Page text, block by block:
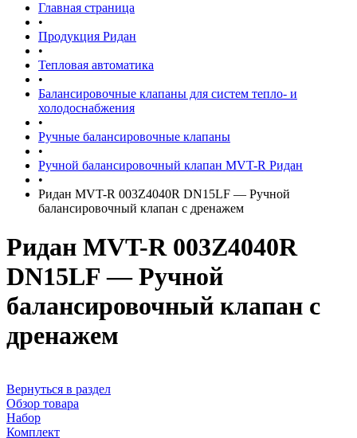
Главная страница
•
Продукция Ридан
•
Тепловая автоматика
•
Балансировочные клапаны для систем тепло- и
холодоснабжения
•
Ручные балансировочные клапаны
•
Ручной балансировочный клапан MVT-R Ридан
•
Ридан MVT-R 003Z4040R DN15LF — Ручной
балансировочный клапан с дренажем
Ридан MVT-R 003Z4040R
DN15LF — Ручной
балансировочный клапан с
дренажем
Вернуться в раздел
Обзор товара
Набор
Комплект